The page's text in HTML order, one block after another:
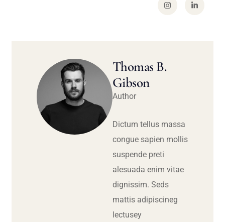
Thomas B.
Gibson
Author
Dictum tellus massa
congue sapien mollis
suspende preti
alesuada enim vitae
dignissim. Seds
mattis adipiscineg
lectusey